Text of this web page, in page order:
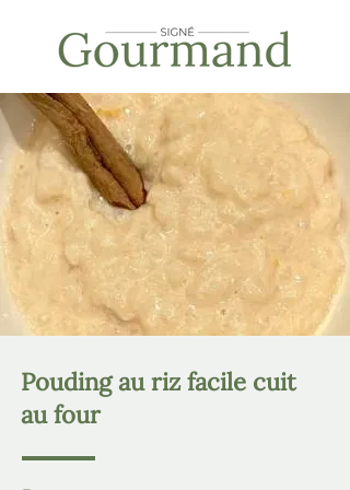
Pouding au riz facile cuit
au four